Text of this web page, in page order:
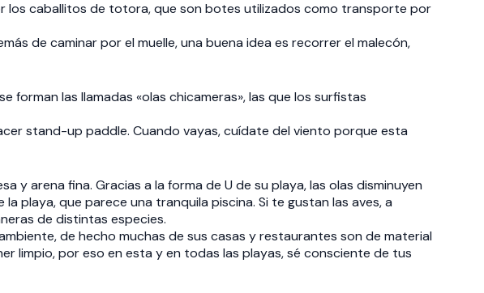
los caballitos de totora, que son botes utilizados como transporte por
de caminar por el muelle, una buena idea es recorrer el malecón,
forman las llamadas «olas chicameras», las que los surfistas
stand-up paddle. Cuando vayas, cuídate del viento porque esta
y arena fina. Gracias a la forma de U de su playa, las olas disminuyen
playa, que parece una tranquila piscina. Si te gustan las aves, a
de distintas especies.
de hecho muchas de sus casas y restaurantes son de material
limpio, por eso en esta y en todas las playas, sé consciente de tus